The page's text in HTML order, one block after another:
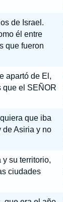
de Israel.
él entre
que fueron
apartó de El,
que el SEÑOR
que iba
de Asiria y no
y su territorio,
ciudades